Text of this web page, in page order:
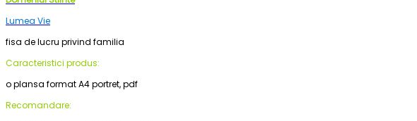
Lumea Vie
fisa de lucru privind familia
Caracteristici produs:
o plansa format A4 portret, pdf
Recomandare: